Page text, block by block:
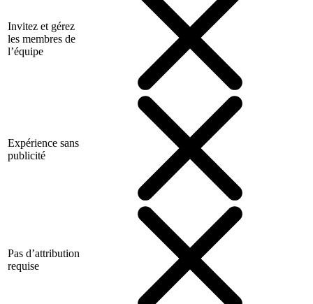
Invitez et gérez
les membres de
l’équipe
Expérience sans
publicité
Pas d’attribution
requise